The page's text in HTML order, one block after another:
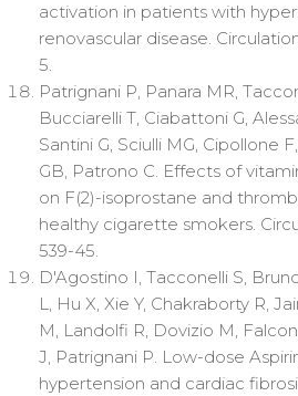
activation in patients with
renovascular disease.
5.
Patrignani P, Panara MR,
Bucciarelli T, Ciabattoni G,
Santini G, Sciulli MG, Cipollone
GB, Patrono C. Effects of
on F(2)-isoprostane and
healthy cigarette smokers.
539-45.
D'Agostino I, Tacconelli S,
L, Hu X, Xie Y, Chakraborty R,
M, Landolfi R, Dovizio M,
J, Patrignani P. Low-dose
hypertension and cardiac